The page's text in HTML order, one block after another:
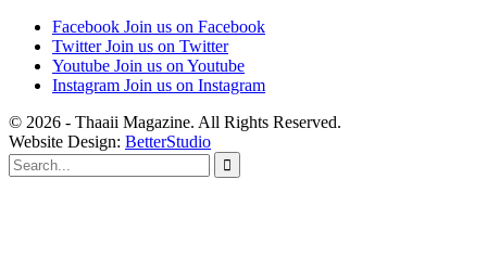
Facebook Join us on Facebook
Twitter Join us on Twitter
Youtube Join us on Youtube
Instagram Join us on Instagram
© 2026 - Thaaii Magazine. All Rights Reserved.
Website Design: BetterStudio